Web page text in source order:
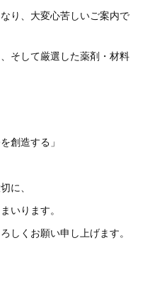
り、大変心苦しいご案内で
そして厳選した薬剤・材料
創造する」
に、
いります。
しくお願い申し上げます。